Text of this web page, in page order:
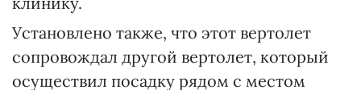
Установлено также, что этот вертолет
сопровождал другой вертолет, который
осуществил посадку рядом с местом